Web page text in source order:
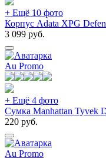
+ Ещё 10 фото
Корпус Adata XPG
3 099 руб.
Au Promo
+ Ещё 4 фото
Сумка Manhattan Tyvek
220 руб.
Au Promo